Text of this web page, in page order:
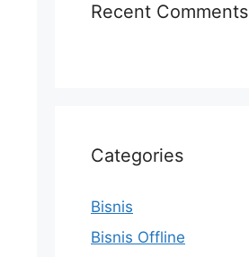
Recent Comments
Categories
Bisnis
Bisnis Offline